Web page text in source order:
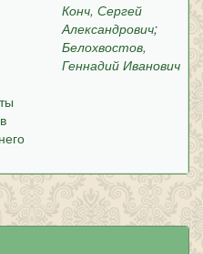
Конч, Сергей
Александрович;
Белохвостов,
Геннадий Иванович